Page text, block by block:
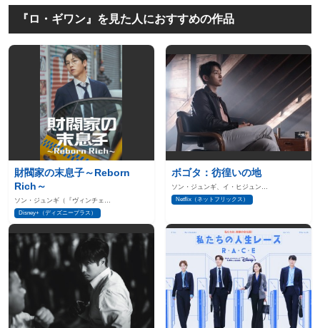
『ロ・ギワン』を見た人におすすめの作品
財閥家の末息子～Reborn
Rich～
ソン・ジュンギ（『ヴィンチェ…
Disney+（ディズニープラス）
ボゴタ：彷徨いの地
ソン・ジュンギ、イ・ヒジュン…
Netflix（ネットフリックス）